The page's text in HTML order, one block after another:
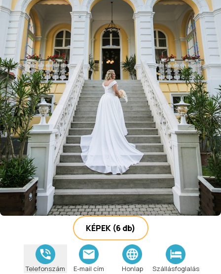
KÉPEK(6 db)
Telefonszám E-mail cím Honlap Szállásfoglalás